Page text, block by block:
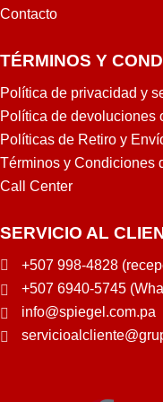
Contacto
TÉRMINOS Y
Política de privacidad y
Política de devoluciones
Políticas de Retiro y
Términos y Condiciones
Call Center
SERVICIO AL
+507 998-4828
+507 6940-5745
info@spiegel.com.pa